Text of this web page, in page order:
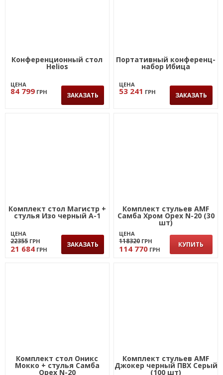
Конференционный стол
Helios
ЦЕНА
84 799 ГРН ЗАКАЗАТЬ
Портативный конференц-
набор Ибица
ЦЕНА
53 241 ГРН ЗАКАЗАТЬ
Комплект стол Магистр +
стулья Изо черный А-1
ЦЕНА
22355 ГРН
21 684 ГРН
ЗАКАЗАТЬ
Комплект стульев AMF
Самба Хром Орех N-20 (30
шт)
ЦЕНА
118320 ГРН
114 770 ГРН
КУПИТЬ
Комплект стол Оникс
Мокко + стулья Самба
Орех N-20
Комплект стульев AMF
Джокер черный ПВХ Серый
(100 шт)